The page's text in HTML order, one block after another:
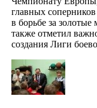
главных
в борьбе за золотые
также отметил
создания Лиги